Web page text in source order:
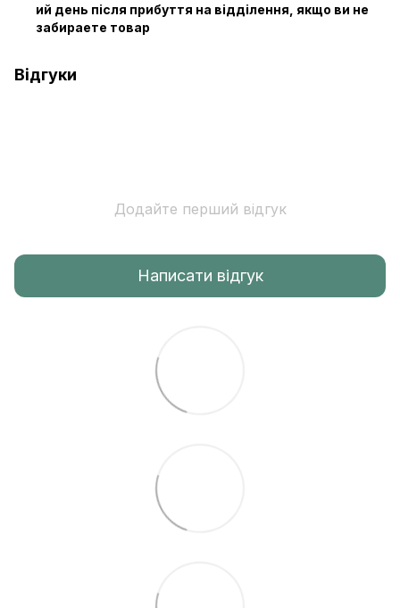
ий день після прибуття на відділення, якщо ви не
забираете товар
Відгуки
Додайте перший відгук
Написати відгук